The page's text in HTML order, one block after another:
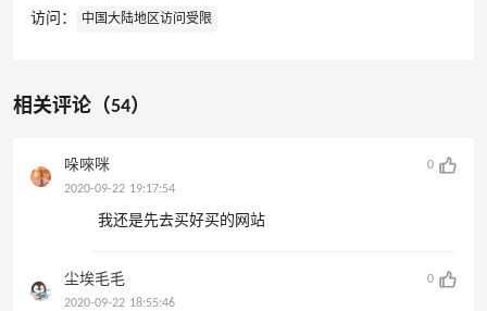
访问： 中国大陆地区访问受限
相关评论（54）
哚唻咪
0
2020-09-22 19:17:54
我还是先去买好买的网站
尘埃毛毛
0
2020-09-22 18:55:46